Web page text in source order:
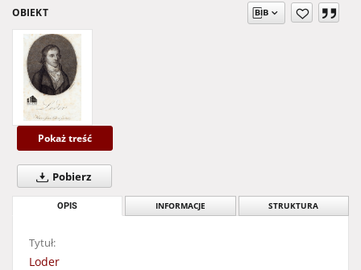
OBIEKT
Pokaż treść
Pobierz
OPIS INFORMACJE STRUKTURA
Tytuł:
Loder